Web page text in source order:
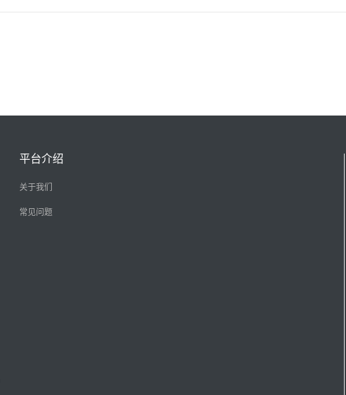
平台介绍
关于我们
常见问题